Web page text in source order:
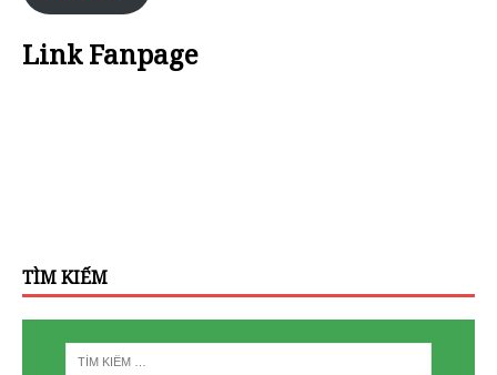
Link Fanpage
TÌM KIẾM